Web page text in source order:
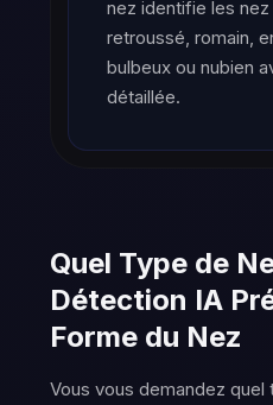
nez identifie les nez
retroussé, romain,
bulbeux ou nubien
détaillée.
Quel Type de
Détection IA
Forme du Nez
Vous vous demandez